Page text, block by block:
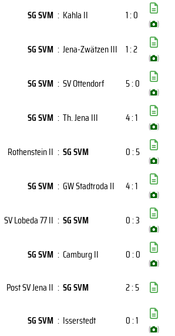
SG SVM : Kahla II 1 : 0
( )
SG SVM : Jena-Zwätzen III 1 : 2
( )
SG SVM : SV Ottendorf 5 : 0
( )
SG SVM : Th. Jena III 4 : 1
( )
Rothenstein II : SG SVM 0 : 5
( )
SG SVM : GW Stadtroda II 4 : 1
( )
SV Lobeda 77 II : SG SVM 0 : 3
( )
SG SVM : Camburg II 0 : 0
( )
Post SV Jena II : SG SVM
2 : 5
SG SVM : Isserstedt 0 : 1
( )